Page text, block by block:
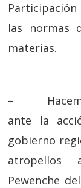
las normas
materias.
– Hacemos
ante la
gobierno
atropellos
Pewenche